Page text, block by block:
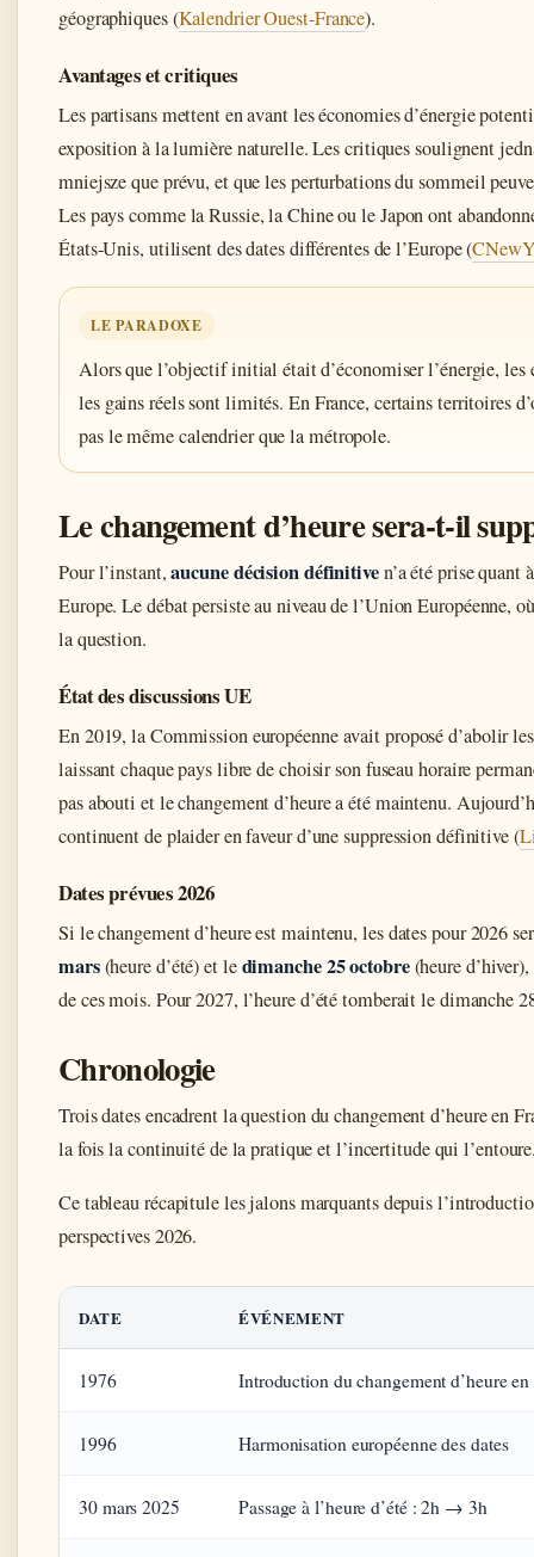
géographiques (Kalendrier Ouest-France).
Avantages et critiques
Les partisans mettent en avant les économies d’énergie
exposition à la lumière naturelle. Les critiques soulignent
mniejsze que prévu, et que les perturbations du sommeil
Les pays comme la Russie, la Chine ou le Japon ont
États-Unis, utilisent des dates différentes de l’Europe (
LE PARADOXE
Alors que l’objectif initial était d’économiser l’énergie, les
les gains réels sont limités. En France, certains territoires
pas le même calendrier que la métropole.
Le changement d’heure sera-t-il
Pour l’instant,aucune décision définitiven’a été prise quant
Europe. Le débat persiste au niveau de l’Union Européenne,
la question.
État des discussions UE
En 2019, la Commission européenne avait proposé d’abolir
laissant chaque pays libre de choisir son fuseau horaire
pas abouti et le changement d’heure a été maintenu.
continuent de plaider en faveur d’une suppression définitive (
Dates prévues 2026
Si le changement d’heure est maintenu, les dates pour 2026
mars(heure d’été) et ledimanche 25 octobre(heure
de ces mois. Pour 2027, l’heure d’été tomberait le dimanche
Chronologie
Trois dates encadrent la question du changement d’heure en
la fois la continuité de la pratique et l’incertitude qui
Ce tableau récapitule les jalons marquants depuis
perspectives 2026.
DATE ÉVÉNEMENT
1976 Introduction du changement d’heure
1996 Harmonisation européenne des dates
30 mars 2025 Passage à l’heure d’été : 2h → 3h